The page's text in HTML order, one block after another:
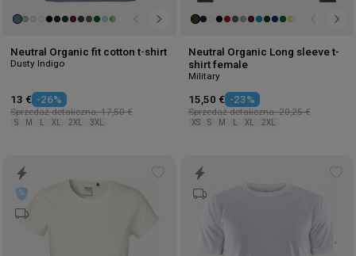
Neutral Organic fit cotton t-shirt
Dusty Indigo
13 € -26%
Sprzedaż detaliczna: 17,50 €
S M XL 2XL 3XL
Neutral Organic Long sleeve t-
shirt female
Military
15,50 € -23%
Sprzedaż detaliczna: 20,25 €
XS S M XL 2XL
wishlist